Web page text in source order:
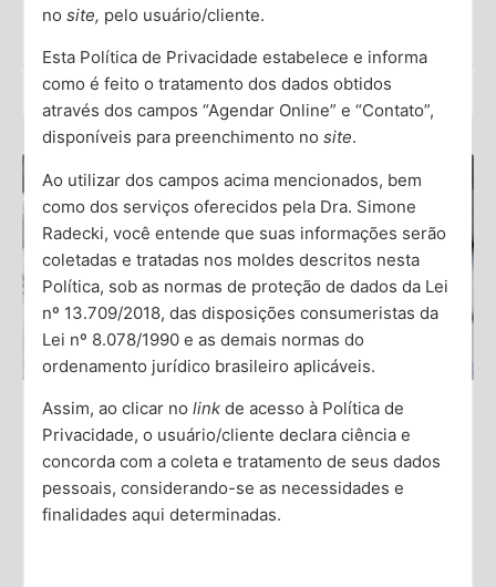
Dra. Simone Radecki
Diminuição da Libido: Entendendo as
Causas Psicológicas
A libido, ou desejo sexual, é uma parte importante da
nosite, pelo usuário/cliente.
Esta Política de Privacidade estabelece e informa
como é feito o tratamento dos dados obtidos
através dos campos “Agendar Online” e “Contato”,
disponíveis para preenchimento nosite.
Ao utilizar dos campos acima mencionados, bem
como dos serviços oferecidos pela Dra. Simone
Radecki, você entende que suas informações serão
coletadas e tratadas nos moldes descritos nesta
Política, sob as normas de proteção de dados da Lei
nº 13.709/2018, das disposições consumeristas da
Lei nº 8.078/1990 e as demais normas do
ordenamento jurídico brasileiro aplicáveis.
Assim, ao clicar nolinkde acesso à Política de
Privacidade, o usuário/cliente declara ciência e
concorda com a coleta e tratamento de seus dados
pessoais, considerando-se as necessidades e
finalidades aqui determinadas.